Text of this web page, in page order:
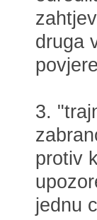
druga
3.
protiv
jednu